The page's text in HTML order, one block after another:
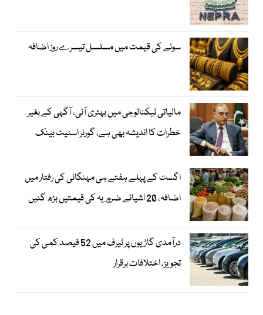
سونے کی قیمت میں مسلسل تیسرے روز اضافہ
مالیاتی ٹیکنالوجی میں بہتری آئی، آگہی کے بغیر
خطرات کا اندیشہ بھی ہے، گورنر اسٹیٹ بینک
اگست کے پہلے ہفتے ہی مہنگائی کی رفتار میں
اضافہ، 20 اشیائے ضروریہ کی قیمتیں بڑھ گئیں
درآمدی گاڑیوں پر ٹیرف میں 52 فیصد کمی کی
تجویز، اختلافات برقرار